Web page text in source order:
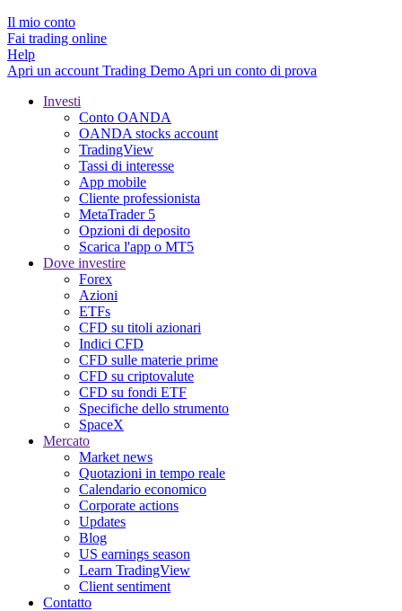
Il mio conto
Fai trading online
Help
Apri un account Trading Demo Apri un conto di prova
Investi
Conto OANDA
OANDA stocks account
TradingView
Tassi di interesse
App mobile
Cliente professionista
MetaTrader 5
Opzioni di deposito
Scarica l'app o MT5
Dove investire
Forex
Azioni
ETFs
CFD su titoli azionari
Indici CFD
CFD sulle materie prime
CFD su criptovalute
CFD su fondi ETF
Specifiche dello strumento
SpaceX
Mercato
Market news
Quotazioni in tempo reale
Calendario economico
Corporate actions
Updates
Blog
US earnings season
Learn TradingView
Client sentiment
Contatto